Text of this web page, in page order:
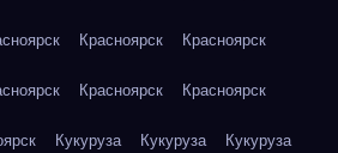
Красноярск Красноярск
Красноярск Красноярск
Кукуруза Кукуруза Кукуруза